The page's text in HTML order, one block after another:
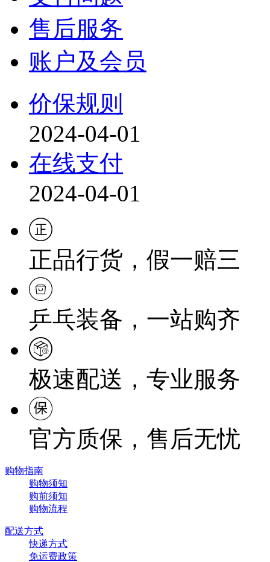
售后服务
账户及会员
价保规则
2024-04-01
在线支付
2024-04-01
正品行货，假一赔三
乒乓装备，一站购齐
极速配送，专业服务
官方质保，售后无忧
购物指南
购物须知
购前须知
购物流程
配送方式
快递方式
免运费政策